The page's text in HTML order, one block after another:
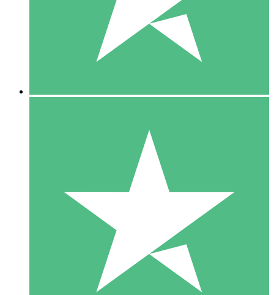
1 Téléchargement
10 00
10 Téléchargements
20 00